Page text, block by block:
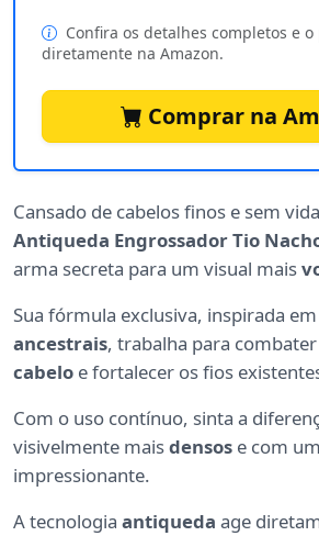
Confira os detalhes completos e
diretamente na Amazon.
Comprar na
Cansado de cabelos finos e sem
Antiqueda Engrossador Tio
arma secreta para um visual mais
Sua fórmula exclusiva, inspirada em
ancestrais, trabalha para combater
cabelo e fortalecer os fios
Com o uso contínuo, sinta a
visivelmente maisdensos e com um
impressionante.
A tecnologia antiqueda age